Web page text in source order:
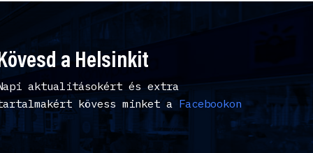
a Helsinkit
aktualitásokért és extra
kövess minket aFacebookon